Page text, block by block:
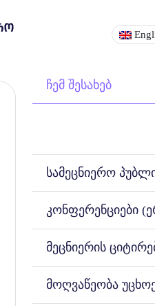
ჩემ შესახებ
სამეცნიერო
კონფერენციები
მეცნიერის
მოღვაწეობა